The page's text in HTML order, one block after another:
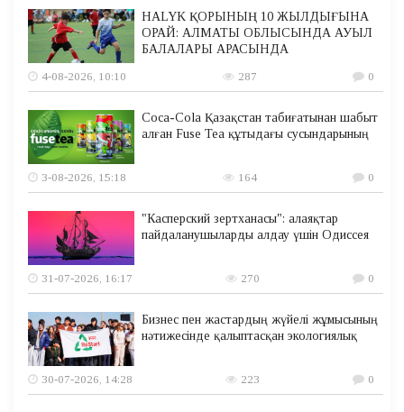
HALYK ҚОРЫНЫҢ 10 ЖЫЛДЫҒЫНА
ОРАЙ: АЛМАТЫ ОБЛЫСЫНДА АУЫЛ
БАЛАЛАРЫ АРАСЫНДА
4-08-2026, 10:10
287 0
Coca-Cola Қазақстан табиғатынан шабыт
алған Fuse Tea құтыдағы сусындарының
3-08-2026, 15:18 164 0
"Касперский зертханасы": алаяқтар
пайдаланушыларды алдау үшін Одиссея
31-07-2026, 16:17 270 0
Бизнес пен жастардың жүйелі жұмысының
нәтижесінде қалыптасқан экологиялық
30-07-2026, 14:28 223 0